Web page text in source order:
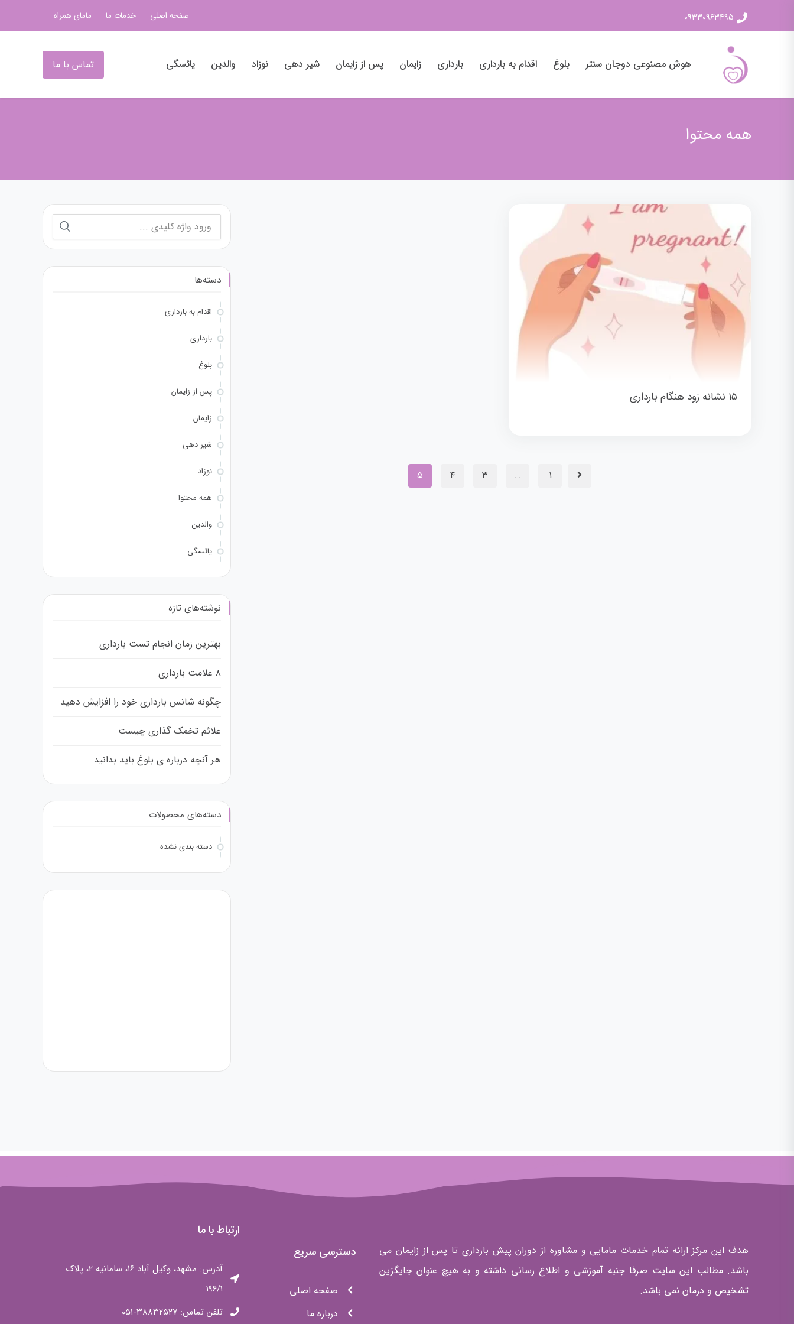
۰۹۳۳۰۹۶۳۴۹۵ صفحه اصلی خدمات ما مامای همراه
هوش مصنوعی دوجان سنتر بلوغ اقدام به بارداری بارداری زایمان پس از زایمان شیر دهی نوزاد والدین یائسگی تماس با ما
همه محتوا
۱۵ نشانه زود هنگام بارداری
۱ … ۳ ۴ ۵
دسته‌ها
اقدام به بارداری
بارداری
بلوغ
پس از زایمان
زایمان
شیر دهی
نوزاد
همه محتوا
والدین
یائسگی
نوشته‌های تازه
بهترین زمان انجام تست بارداری
۸ علامت بارداری
چگونه شانس بارداری خود را افزایش دهید
علائم تخمک گذاری چیست
هر آنچه درباره ی بلوغ باید بدانید
دسته‌های محصولات
دسته بندی نشده
کانال های ما
درباره ما
تلفن تماس: ۳۸۸۳۲۵۲۷-۰۵۱
تلفن همراه: ۰۹۳۳۰۹۶۳۴۹۵
ساعت کاری: ۱۷ الی ۲۰
کلیه حقوق مادی و معنوی متعلق به مرکز مشاوره و ارائه خدمات مامایی دوجان می باشد. طرح و محتوا: دوجان سنتر